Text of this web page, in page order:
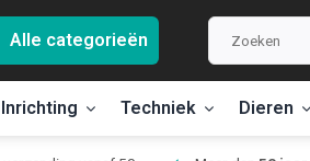
Alle categorieën
Inrichting Techniek Dieren